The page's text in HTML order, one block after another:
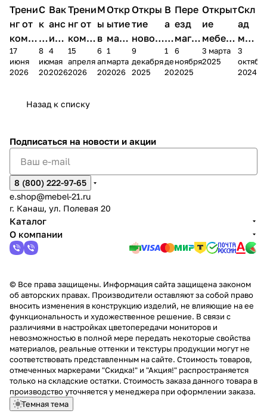
Трени
нг от
комп
ании
Мело
17
июня
2026
С
к
и
д
к
2
8
июня
2026
Вак
анс
ия в
Чеб
окс
4
мая
2026
Трени
нг от
комп
ании
Мело
15
апреля
2026
М
ы
в
М
А
6
апреля
2026
Откр
ытие
мага
зина
в
1
марта
2026
Откры
тие
новог
о
магаз
9
декабря
2025
В
а
к
а
н
1
декабря
2025
Пере
езд
магаз
ина в
г.
6
ноября
2025
Открыт
ие
мебель
ного
салона
3 марта
2025
Скл
ад
меб
ели
пер
3
2024
Назад к списку
Подписаться на новости и акции
8 (800) 222-97-65
e.shop@mebel-21.ru
г. Канаш, ул. Полевая 20
Каталог
О компании
© Все права защищены. Информация сайта защищена законом
об авторских правах. Производители оставляют за собой право
вносить изменения в конструкцию изделий, не влияющие на ее
функциональность и художественное решение. В связи с
различиями в настройках цветопередачи мониторов и
невозможностью в полной мере передать некоторые свойства
материалов, реальные оттенки и текстуры продукции могут не
соответствовать представленным на сайте. Стоимость товаров,
отмеченных маркерами "Скидка!" и "Акция!" распространяется
только на складские остатки. Стоимость заказа данного товара в
производство уточняется у менеджера при оформлении заказа.
Темная тема